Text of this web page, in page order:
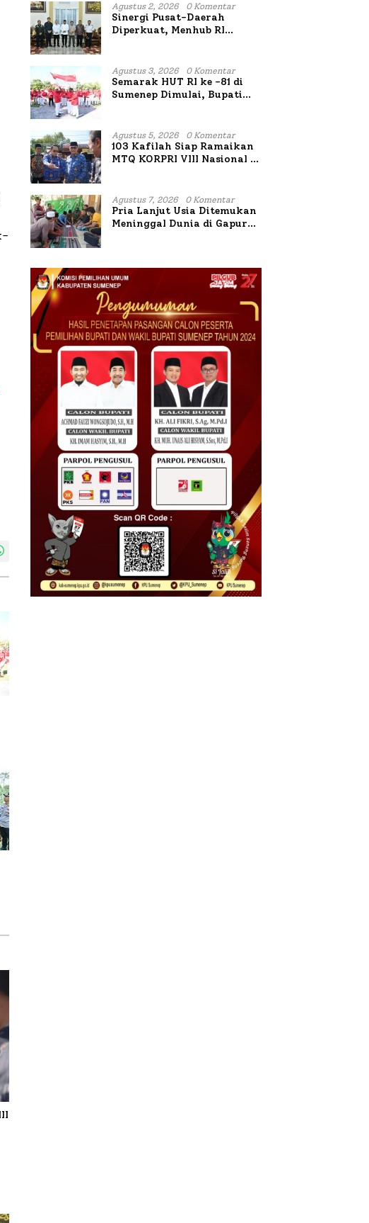
Agustus 2, 2026 0 Komentar
Sinergi Pusat-Daerah
Diperkuat, Menhub RI
Mutiara Sentosa II
Agustus 3, 2026 0 Komentar
Semarak HUT RI ke -81 di
Sumenep Dimulai, Bupati
Terbakar
Agustus 5, 2026 0 Komentar
103 Kafilah Siap Ramaikan
MTQ KORPRI VIII Nasional di
Agustus 7, 2026 0 Komentar
Pria Lanjut Usia Ditemukan
Meninggal Dunia di Gapura